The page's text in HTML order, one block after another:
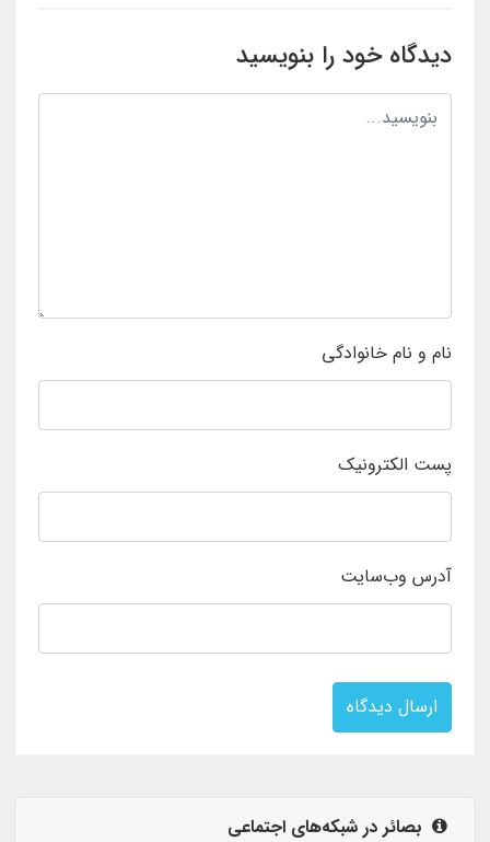
دیدگاه خود را بنویسید
نام و نام خانوادگی
پست الکترونیک
آدرس وب‌سایت
ارسال دیدگاه
بصائر در شبکه‌های اجتماعی